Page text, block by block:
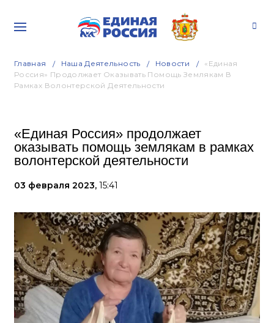
Главная Наша Деятельность Новости
«Единая
Россия» Продолжает Оказывать Помощь Землякам В
Рамках Волонтерской Деятельности
«Единая Россия» продолжает
оказывать помощь землякам в рамках
волонтерской деятельности
03 февраля 2023, 15:41